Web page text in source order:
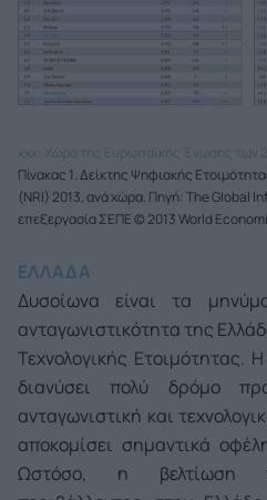
xxx: Χώρα της Ευρωπαϊκής Ένωσης των
Πίνακας 1. Δείκτης Ψηφιακής
(NRI) 2013, ανά χώρα. Πηγή: The Global
επεξεργασία ΣΕΠΕ © 2013 World
ΕΛΛΑΔΑ
Δυσοίωνα είναι τα
ανταγωνιστικότητα της
Τεχνολογικής Ετοιμότητας.
διανύσει πολύ δρόμο
ανταγωνιστική και
αποκομίσει σημαντικά
Ωστόσο, η βελτίωση